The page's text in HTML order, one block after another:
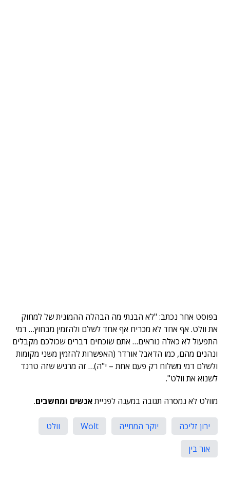
בפוסט אחר נכתב: "לא הבנתי מה הבהלה ההמונית של למחוק
את וולט. אף אחד לא מכריח אף אחד לשלם ולהזמין מבחוץ… דמי
התפעול לא כאלה נוראים… אתם שוכחים דברים שכולכם מקבלים
ונהנים מהם, כמו הדאבל אורדר (האפשרות להזמין משני מקומות
ולשלם דמי משלוח רק פעם אחת – י"ה)… זה מרגיש שזה טרנד
לשנוא את וולט".
מוולט לא נמסרה תגובה במענה לפנייתאנשים ומחשבים.
ירון זליכה יוקר המחייה Wolt
וולט
אור בין